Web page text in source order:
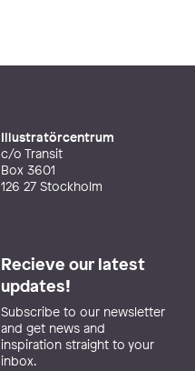
Illustratörcentrum
c/o Transit
Box 3601
126 27 Stockholm
Recieve our latest
updates!
Subscribe to our newsletter
and get news and
inspiration straight to your
inbox.